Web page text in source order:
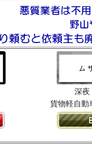
深夜
貨物軽自動